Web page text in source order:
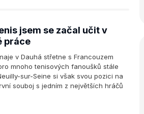
jsem se začal učit v
práce
v Dauhá střetne s Francouzem
mnoho tenisových fanoušků stále
sur-Seine si však svou pozici na
souboj s jedním z největších hráčů